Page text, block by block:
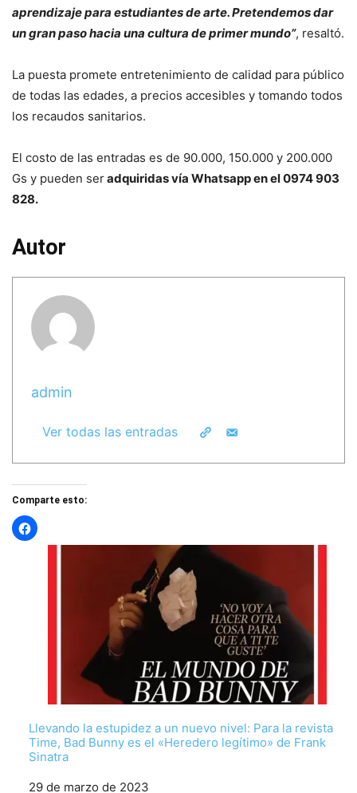
aprendizaje para estudiantes de arte. Pretendemos dar
un gran paso hacia una cultura de primer mundo”, resaltó.
La puesta promete entretenimiento de calidad para público
de todas las edades, a precios accesibles y tomando todos
los recaudos sanitarios.
El costo de las entradas es de 90.000, 150.000 y 200.000
Gs y pueden seradquiridas vía Whatsapp en el 0974 903
828.
Autor
admin
Ver todas las entradas
Comparte esto:
Llevando la estupidez a un nuevo nivel: Para la revista
Time, Bad Bunny es el «Heredero legítimo» de Frank
Sinatra
Fecha
29 de marzo de 2023